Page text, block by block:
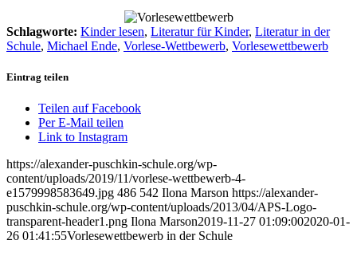
Schlagworte: Kinder lesen, Literatur für Kinder, Literatur in der
Schule, Michael Ende, Vorlese-Wettbewerb, Vorlesewettbewerb
Eintrag teilen
Teilen auf Facebook
Per E-Mail teilen
Link to Instagram
https://alexander-puschkin-schule.org/wp-
content/uploads/2019/11/vorlese-wettbewerb-4-
e1579998583649.jpg 486 542 Ilona Marson https://alexander-
puschkin-schule.org/wp-content/uploads/2013/04/APS-Logo-
transparent-header1.png Ilona Marson2019-11-27 01:09:002020-01-
26 01:41:55Vorlesewettbewerb in der Schule